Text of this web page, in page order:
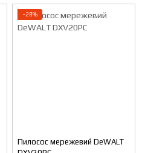
−28%
Пилосос мережевий DeWALT